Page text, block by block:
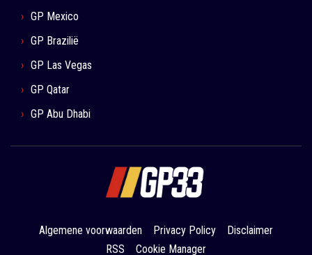
GP Mexico
GP Brazilië
GP Las Vegas
GP Qatar
GP Abu Dhabi
Algemene voorwaarden Privacy Policy
Disclaimer
RSS
Cookie Manager